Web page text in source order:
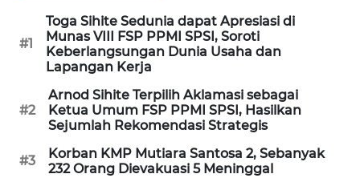
#1
Toga Sihite Sedunia dapat Apresiasi di
Munas VIII FSP PPMI SPSI, Soroti
Keberlangsungan Dunia Usaha dan
Lapangan Kerja
#2
Arnod Sihite Terpilih Aklamasi sebagai
Ketua Umum FSP PPMI SPSI, Hasilkan
Sejumlah Rekomendasi Strategis
#3
Korban KMP Mutiara Santosa 2, Sebanyak
232 Orang Dievakuasi 5 Meninggal
WALINKI
ID
MAWAKA
ID
MARTABAT
NET